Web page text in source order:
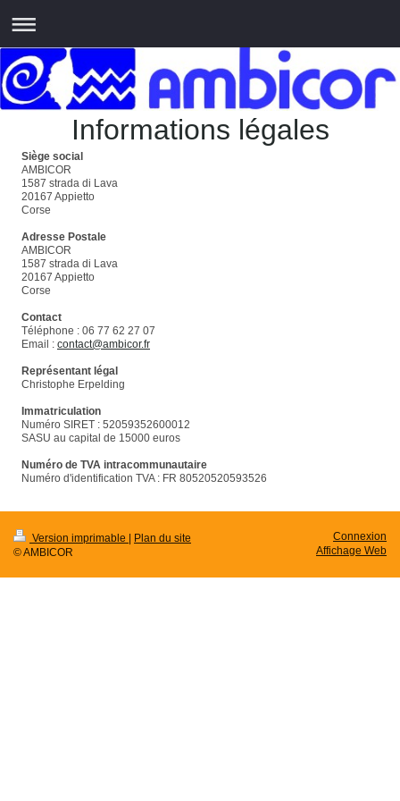
Informations légales
Siège social
AMBICOR
1587 strada di Lava
20167 Appietto
Corse
Adresse Postale
AMBICOR
1587 strada di Lava
20167 Appietto
Corse
Contact
Téléphone : 06 77 62 27 07
Email : contact@ambicor.fr
Représentant légal
Christophe Erpelding
Immatriculation
Numéro SIRET : 52059352600012
SASU au capital de 15000 euros
Numéro de TVA intracommunautaire
Numéro d'identification TVA : FR 80520520593526
Version imprimable
Plan du site
© AMBICOR
Connexion
Affichage Web